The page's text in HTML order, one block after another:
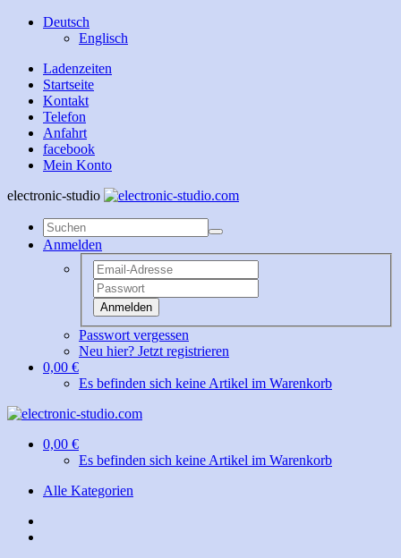
Deutsch
Englisch
Ladenzeiten
Startseite
Kontakt
Telefon
Anfahrt
facebook
Mein Konto
electronic-studio
Anmelden
Anmelden
Passwort vergessen
Neu hier? Jetzt registrieren
0,00 €
Es befinden sich keine Artikel im Warenkorb
0,00 €
Es befinden sich keine Artikel im Warenkorb
Alle Kategorien